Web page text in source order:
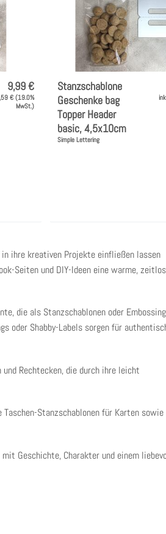
9,99 €
€ (19.0%
MwSt.)
Stanzschablone
Geschenke bag
Topper Header
basic, 4,5x10cm
Simple Lettering
ihre kreativen Projekte einfließen lassen
Seiten und DIY-Ideen eine warme,
, die als Stanzschablonen oder
oder Shabby-Labels sorgen für
Rechtecken, die durch ihre leicht
Taschen-Stanzschablonen für Karten sowie
Geschichte, Charakter und einem